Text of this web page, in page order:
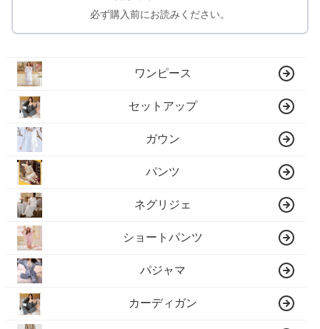
必ず購入前にお読みください。
ワンピース
セットアップ
ガウン
パンツ
ネグリジェ
ショートパンツ
パジャマ
カーディガン